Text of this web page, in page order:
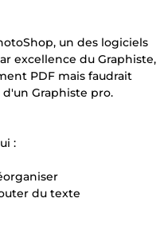
un des logiciels
excellence du Graphiste,
PDF mais faudrait
Graphiste pro.
:
du texte